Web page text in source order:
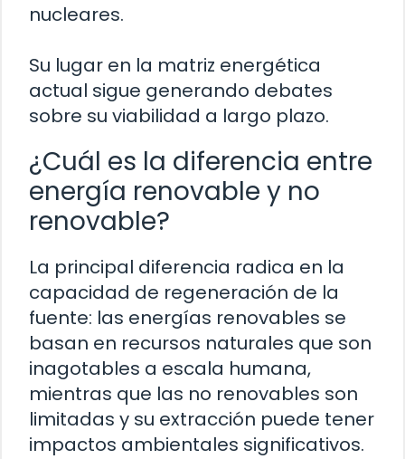
nucleares.
Su lugar en la matriz energética
actual sigue generando debates
sobre su viabilidad a largo plazo.
¿Cuál es la diferencia entre
energía renovable y no
renovable?
La principal diferencia radica en la
capacidad de regeneración de la
fuente: las energías renovables se
basan en recursos naturales que son
inagotables a escala humana,
mientras que las no renovables son
limitadas y su extracción puede tener
impactos ambientales significativos.